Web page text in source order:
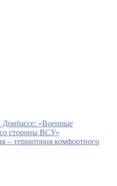
Донбассе: «Военные
со стороны ВСУ»
– территория комфортного